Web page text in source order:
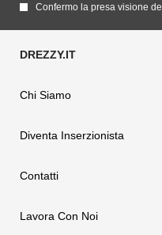
Confermo la presa visione
Chi Siamo
Diventa Inserzionista
Contatti
Lavora Con Noi